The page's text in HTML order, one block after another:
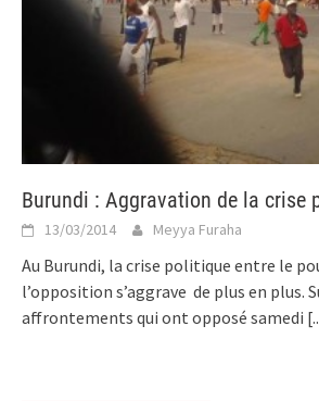
Burundi : Aggravation de la crise
13/03/2014 Meyya Furaha
Au Burundi, la crise politique entre le
l’opposition s’aggrave de plus en plus.
affrontements qui ont opposé samedi